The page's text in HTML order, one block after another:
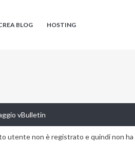
BLOG HOSTING
vBulletin
utente non è registrato e quindi non ha